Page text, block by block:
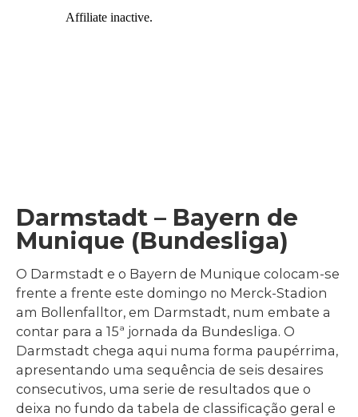
Darmstadt – Bayern de
Munique (Bundesliga)
O Darmstadt e o Bayern de Munique colocam-se
frente a frente este domingo no Merck-Stadion
am Bollenfalltor, em Darmstadt, num embate a
contar para a 15ª jornada da Bundesliga. O
Darmstadt chega aqui numa forma paupérrima,
apresentando uma sequência de seis desaires
consecutivos, uma serie de resultados que o
deixa no fundo da tabela de classificação geral e